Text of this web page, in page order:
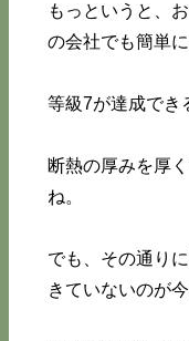
もっというと、
の会社でも簡単に
等級7が達成でき
断熱の厚みを厚
ね。
でも、その通り
きていないのが